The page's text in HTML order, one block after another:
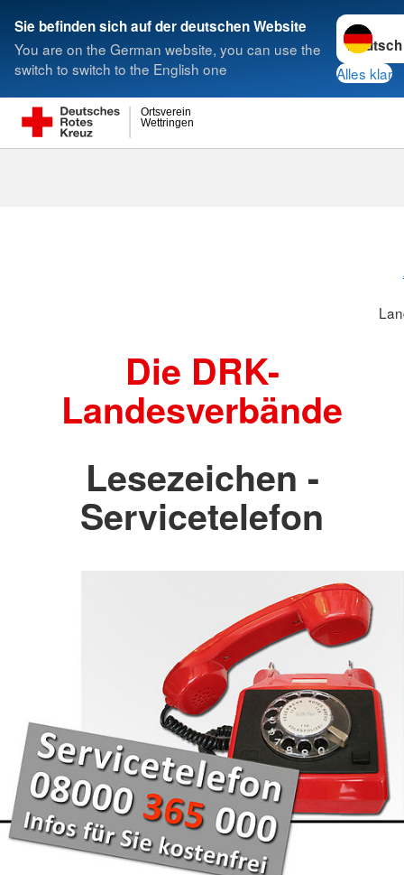
Sie befinden sich auf der deutschen Website
You are on the German website, you can use the
switch to switch to the English one
Sprache
Alles klar
Wettringen
Ortsverein
Suche
Die DRK-
Landesverbände
Lesezeichen -
Servicetelefon